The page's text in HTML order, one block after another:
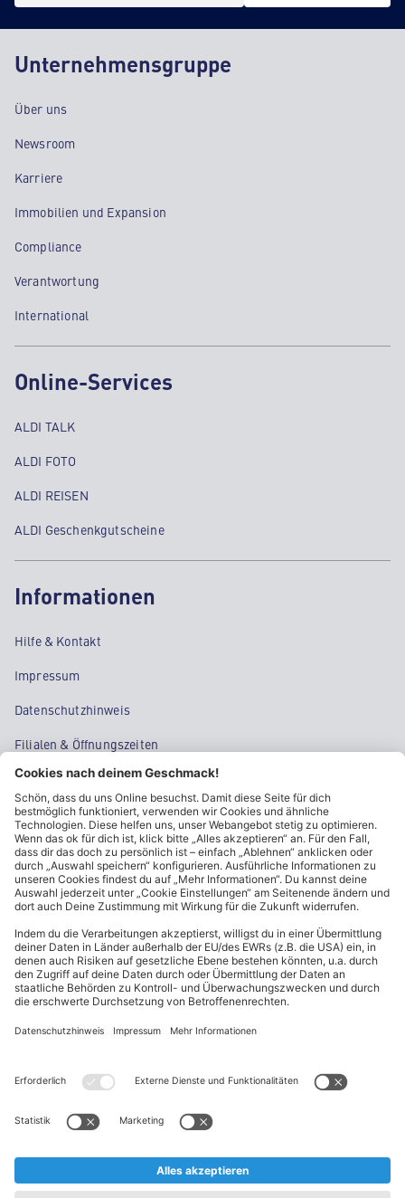
Unternehmensgruppe
Über uns
Newsroom
Karriere
Immobilien und Expansion
Compliance
Verantwortung
International
Online-Services
ALDI TALK
ALDI FOTO
ALDI REISEN
ALDI Geschenkgutscheine
Informationen
Hilfe & Kontakt
Impressum
Datenschutzhinweis
Filialen & Öffnungszeiten
Kontakt
Cookie-Einstellungen
Kundeninformationen
ALDI Nord folgen
Sternchentexte und rechtliche Hinweise
* Wir bitten um Beachtung, dass diese Aktionsartikel im
begrenzter Anzahl zur Verfügung stehen. Sie können daher schon
ausverkauft sein.
** Wir bitten um Beachtung, dass diese Artikel nur in begrenzter